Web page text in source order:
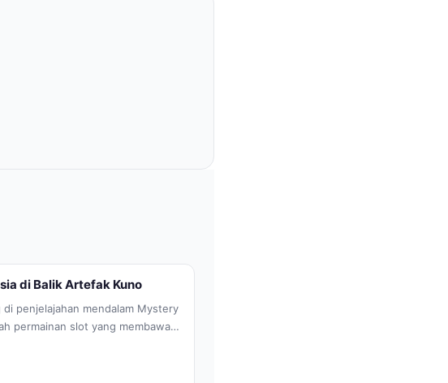
di Balik Artefak Kuno
di penjelajahan mendalam Mystery
permainan slot yang membawa